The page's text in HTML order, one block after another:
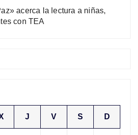
acerca la lectura a niñas,
con TEA
J V S D